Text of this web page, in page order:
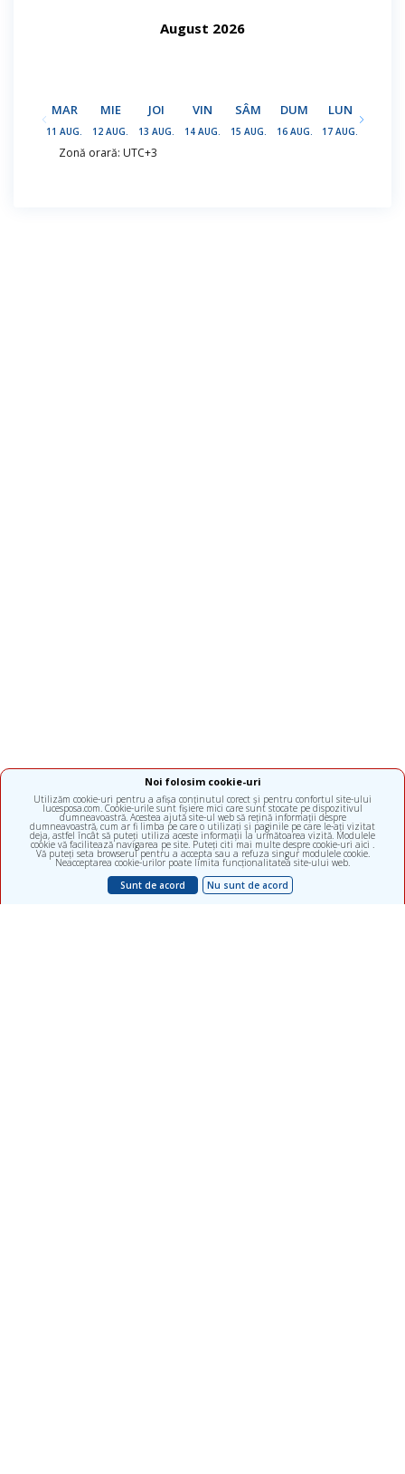
August 2026
MAR
11 AUG.
MIE
12 AUG.
JOI
13 AUG.
VIN
14 AUG.
SÂM
15 AUG.
DUM
16 AUG.
LUN
17 AUG.
Zonă orară: UTC+3
Noi folosim cookie-uri
Utilizăm cookie-uri pentru a afișa conținutul corect și pentru confortul site-ului
lucesposa.com. Cookie-urile sunt fișiere mici care sunt stocate pe dispozitivul
dumneavoastră. Acestea ajută site-ul web să rețină informații despre
dumneavoastră, cum ar fi limba pe care o utilizați și paginile pe care le-ați vizitat
deja, astfel încât să puteți utiliza aceste informații la următoarea vizită. Modulele
cookie vă facilitează navigarea pe site. Puteți citi mai multe despre cookie-uri aici .
Vă puteți seta browserul pentru a accepta sau a refuza singur modulele cookie.
Neacceptarea cookie-urilor poate limita funcționalitatea site-ului web.
Sunt de acord
Nu sunt de acord